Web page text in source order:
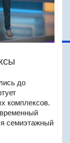
до
комплексов.
семиэтажный